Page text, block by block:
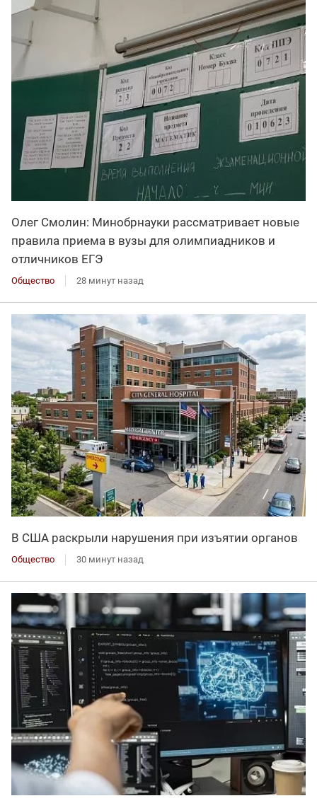
Олег Смолин: Минобрнауки рассматривает новые
правила приема в вузы для олимпиадников и
отличников ЕГЭ
Общество 28 минут назад
В США раскрыли нарушения при изъятии органов
Общество 30 минут назад